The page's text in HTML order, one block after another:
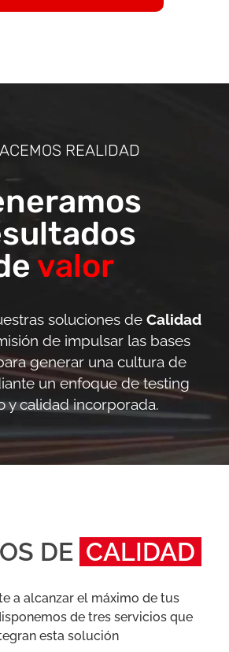
REALIDAD
valor
soluciones de Calidad
de impulsar las bases
generar una cultura de
un enfoque de testing
y calidad incorporada.
DE CALIDAD
a alcanzar el máximo de tus
de tres servicios que
esta solución